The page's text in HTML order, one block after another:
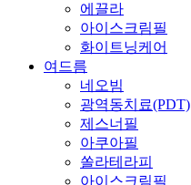
에끌라
아이스크림필
화이트닝케어
여드름
네오빔
광역동치료(PDT)
제스너필
아쿠아필
쏠라테라피
아이스크림필